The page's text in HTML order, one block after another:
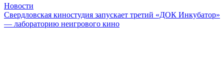
Новости
Свердловская киностудия запускает третий «ДОК Инкубатор»
— лабораторию неигрового кино